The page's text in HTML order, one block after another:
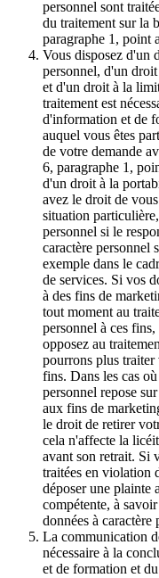
personnel sont
du traitement sur la
paragraphe 1, point
Vous disposez d'un
personnel, d'un
et d'un droit à la
traitement est
d'information et de
auquel vous êtes
de votre demande
6, paragraphe 1,
d'un droit à la
avez le droit de
situation
personnel si le
caractère personnel
exemple dans le
de services. Si vos
à des fins de
tout moment au
personnel à ces
opposez au
pourrons plus traiter
fins. Dans les cas
personnel repose
aux fins de
le droit de retirer
cela n'affecte la
avant son retrait. Si
traitées en violation
déposer une plainte
compétente, à
données à caractère
La communication
nécessaire à la
et de formation et